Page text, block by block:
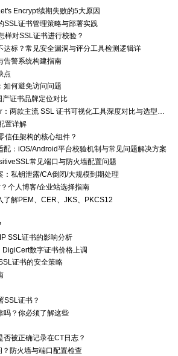
Encrypt续期失败的5大原因
SSL证书管理策略与部署实践
样对SSL证书进行校验？
达标？常见安全漏洞与评分工具检测逻辑详
告警系统构建指南
点
如何避免访问问题
证书品牌定位对比
XCA vs KeyStore Explorer：两款主流 SSL 证书可视化工具深度对比与选型指南
置详解
信任架构的核心组件？
配：iOS/Android平台校验机制与常见问题解决方案
常见端口与防火墙配置问题
私钥泄露/CA倒闭/大规模到期处理
个人博客/企业站选择指南
了解PEM、CER、JKS、PKCS12
SSL证书的影响分析
DigiCert数字证书价格上调
证书的安全策略
SSL证书？
吗？你必须了解这些
被正确记录在CT日志？
防火墙与端口配置检查